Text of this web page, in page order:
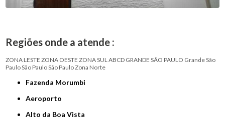
Regiões onde a atende :
ZONA LESTE ZONA OESTE ZONA SUL ABCD GRANDE SÃO PAULO Grande São
PauloSão PauloSão PauloZona Norte
Fazenda Morumbi
Aeroporto
Alto da Boa Vista